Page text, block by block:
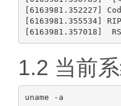
[6163981.352227]
[6163981.355534]
1.2 当前